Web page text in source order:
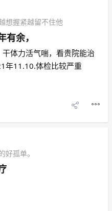
想握紧越留不住他
余，
体力活气喘，看贵院能治
年11.10.体检比较严重
好孤单。